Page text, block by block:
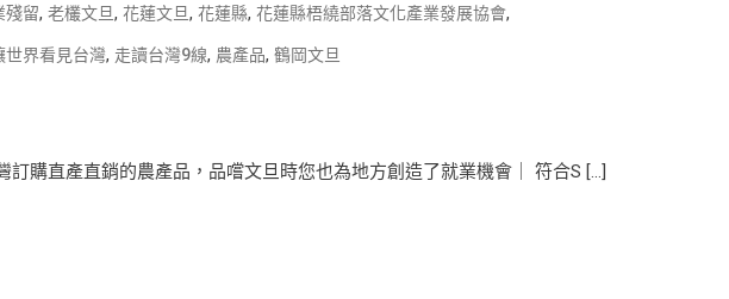
殘留, 老欉文旦, 花蓮文旦, 花蓮縣, 花蓮縣梧繞部落文化產業發展協會,
世界看見台灣, 走讀台灣9線, 農產品, 鶴岡文旦
灣訂購直產直銷的農產品，品嚐文旦時您也為地方創造了就業機會｜ 符合S […]